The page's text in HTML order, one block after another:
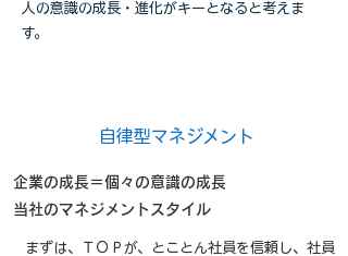
人の意識の成長・進化がキーとなると考えま
す。
自律型マネジメント
企業の成長＝個々の意識の成長
当社のマネジメントスタイル
まずは、ＴＯＰが、とことん社員を信頼し、社員